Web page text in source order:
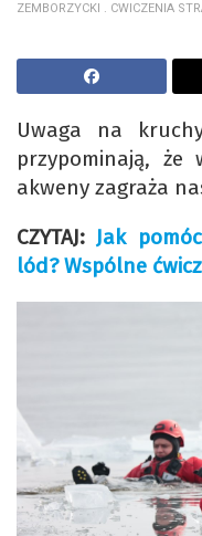
ZEMBORZYCKI . CWICZENIA
Uwaga na
przypominają, że
akweny zagraża
CZYTAJ: Jak
lód? Wspólne